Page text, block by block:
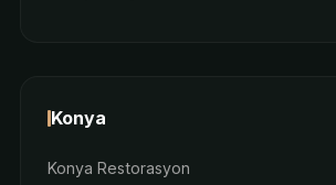
Konya
Konya Restorasyon